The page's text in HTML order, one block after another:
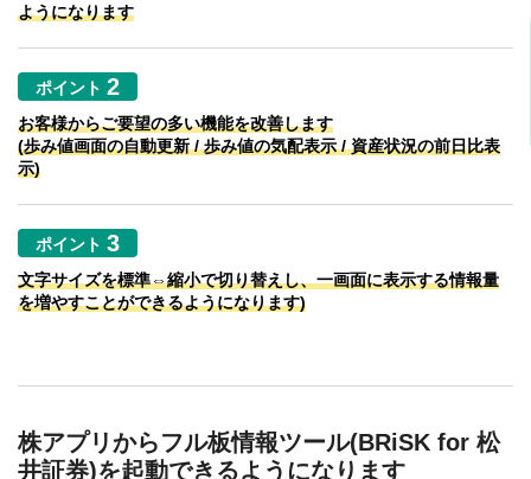
ようになります
ポイント
お客様からご要望の多い機能を改善します
(歩み値画面の自動更新 / 歩み値の気配表示 / 資産状況の前日比表
示)
ポイント
文字サイズを標準⇔縮小で切り替えし、一画面に表示する情報量
を増やすことができるようになります)
株アプリからフル板情報ツール(BRiSK for 松
井証券)を起動できるようになります